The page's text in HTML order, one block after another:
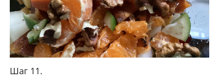
Шаг 11.